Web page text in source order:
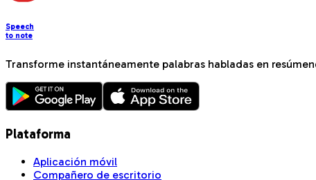
Speech
to note
Transforme instantáneamente palabras habladas en
Plataforma
Aplicación móvil
Compañero de escritorio